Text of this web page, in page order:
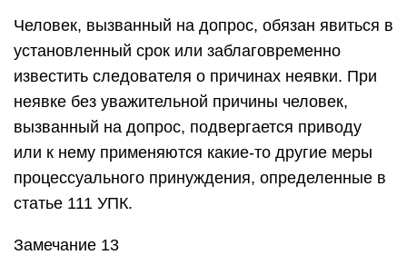
Человек, вызванный на допрос, обязан явиться в
установленный срок или заблаговременно
известить следователя о причинах неявки. При
неявке без уважительной причины человек,
вызванный на допрос, подвергается приводу
или к нему применяются какие-то другие меры
процессуального принуждения, определенные в
статье 111 УПК.
Замечание 13